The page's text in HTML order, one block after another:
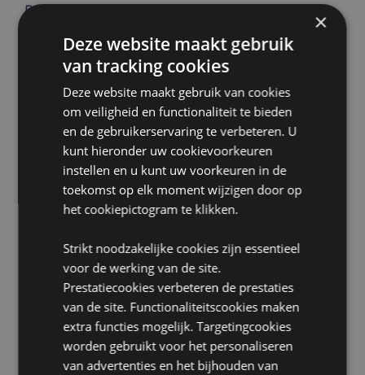
Product beschrijving
01355 Goede Vibraties - Satya Nag Champa Wierook Stokjes
Gemiddeld aantal stokjes per pakje:
Materialen:Kokosnoot bast houtskool, sandelhout, jigit
powderm loban poeder, halmaddi, gom styrax,
honing, parfum en natuurlijke lijmen.
Veganistisch:Ja
Dierproefvrij:
Product Bron:
Zoekt u meer informatie over kopen bij Puckator?
klanten informatie gids.
×
Deze website maakt gebruik
van tracking cookies
Deze website maakt gebruik van cookies
om veiligheid en functionaliteit te bieden
en de gebruikerservaring te verbeteren. U
kunt hieronder uw cookievoorkeuren
instellen en u kunt uw voorkeuren in de
toekomst op elk moment wijzigen door op
het cookiepictogram te klikken.
Strikt noodzakelijke cookies zijn essentieel
voor de werking van de site.
Prestatiecookies verbeteren de prestaties
van de site. Functionaliteitscookies maken
extra functies mogelijk. Targetingcookies
worden gebruikt voor het personaliseren
van advertenties en het bijhouden van